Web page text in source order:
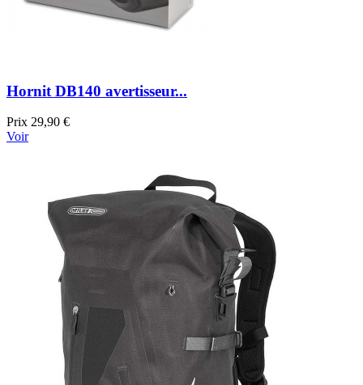
Hornit DB140 avertisseur...
Prix 29,90 €
Voir